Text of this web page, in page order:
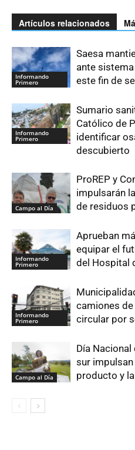
Artículos relacionados
Informando
Primero
Saesa
ante
este fin de
Informando
Primero
Sumario
Católico de
identificar
descubierto
Campo al Día
ProREP y
impulsarán
de residuos
Informando
Primero
Aprueban
equipar el
del Hospital
Informando
Primero
camiones
circular por
Campo al Día
Día
sur
producto y